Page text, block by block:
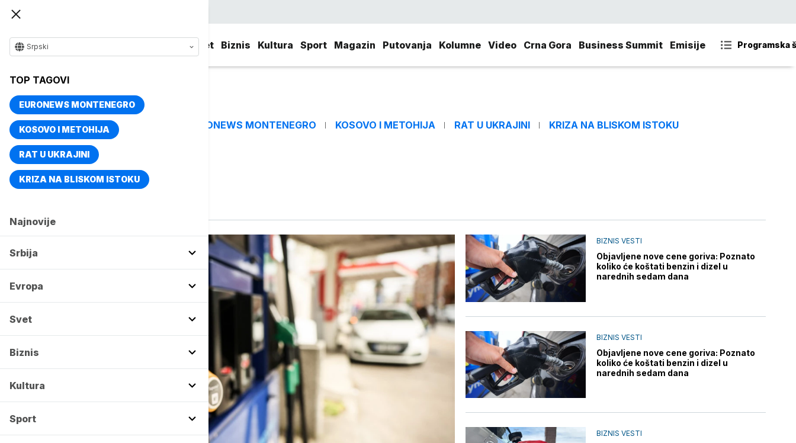
Svet Biznis Kultura Sport Magazin Putovanja Kolumne Video Crna Gora Business Summit Emisije Programska
Srpski
TOP TAGOVI
EURONEWS MONTENEGRO
KOSOVO I METOHIJA
RAT U UKRAJINI
KRIZA NA BLISKOM ISTOKU
Najnovije
Srbija
Evropa
Svet
Biznis
Kultura
Sport
TOP TAGOVI EURONEWS MONTENEGRO KOSOVO I METOHIJA RAT U UKRAJINI KRIZA NA BLISKOM ISTOKU
Vise o temi
Benzin
BIZNIS VESTI
Objavljene nove cene goriva: Poznato
koliko će koštati benzin i dizel u
narednih sedam dana
BIZNIS VESTI
Objavljene nove cene goriva: Poznato
koliko će koštati benzin i dizel u
narednih sedam dana
BIZNIS VESTI